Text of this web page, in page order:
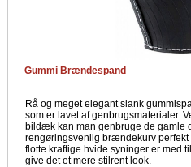
Gummi Brændespand
Rå og meget elegant slank
som er lavet af genbrugsmaterialer.
bildæk kan man genbruge de gamle
rengøringsvenlig brændekurv
flotte kraftige hvide syninger er med
give det et mere stilrent look.